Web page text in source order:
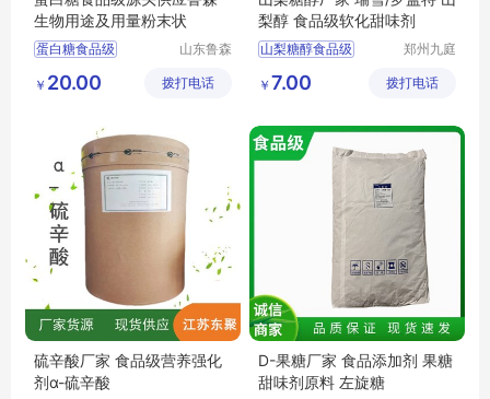
生物用途及用量粉末状
蛋白糖食品级
蛋白糖厂家
蛋白糖价格
山东鲁森
有限公司
￥ 20.00 拨打电话
梨醇 食品级软化甜味剂
山梨糖醇食品级
山梨糖醇价格
食用山梨糖醇
郑州九庭
有限公司
￥ 7.00 拨打电话
硫辛酸厂家 食品级营养强化
剂α-硫辛酸
D-果糖厂家 食品添加剂 果糖
甜味剂原料 左旋糖